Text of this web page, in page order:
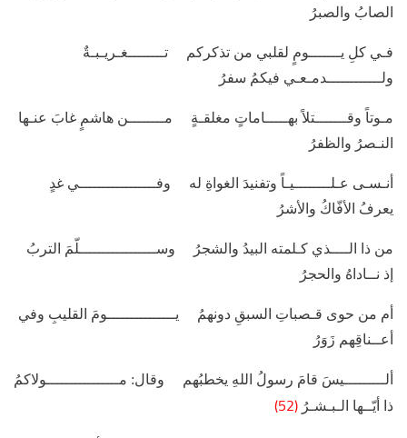
الصابُ والصبرُ
فـي كلِ يـــــــومٍ لقلبي من تذكركم تــــــــغـريـبـةٌ
ولــــــــــــدمـعـي فيكمُ سفرُ
مـوتاً وقـــــــتلاً بهـــــاماتٍ مغلقـةٍ مــــــــن هاشمٍ غابَ عنـها
النـصرُ والظفرُ
أنـسـى عـلــــــــيـاً وتفنيدَ الغواةِ له وفـــــــــــــــــي غدٍ
يعرفُ الأفّاكُ والأشرُ
من ذا الــــذي كـلمته البيدُ والشجرُ وســـــــــــــــــلّمَ التربُ
إذ نــاداهُ والحجرُ
أم من حوى قـصباتِ السبقِ دونهمُ يـــــــــــــــومَ القليبِ وفي
أعــناقِهم زَوَرُ
ألـــــــــيسَ قامَ رسولُ اللهِ يخطبُهم وقال: مــــــــــــــــولاكمُ
ذا أيّــها الـبـشـرُ (52)